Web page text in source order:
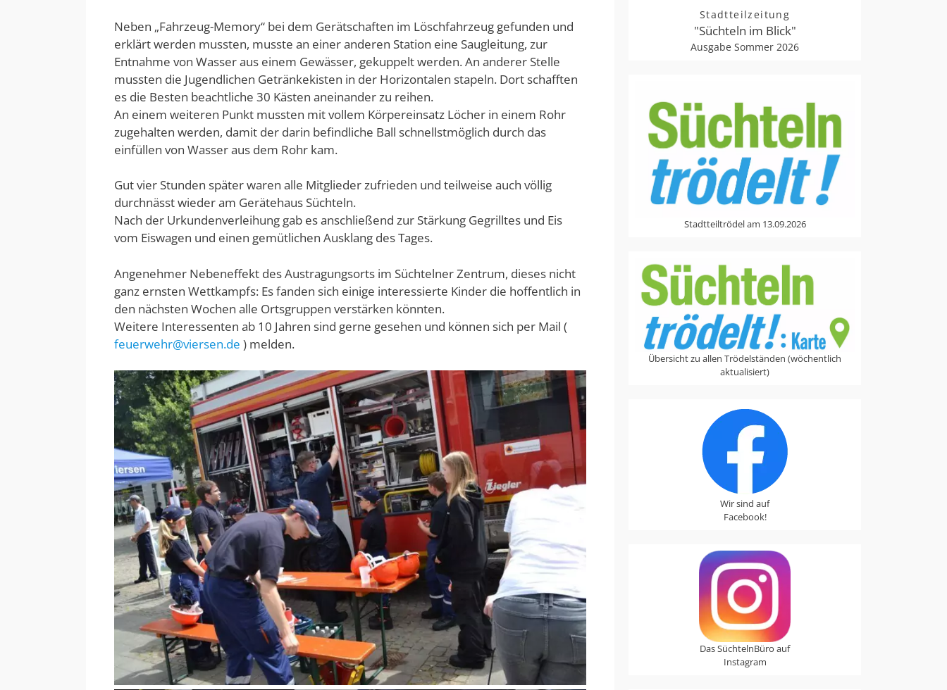
Neben „Fahrzeug-Memory“ bei dem Gerätschaften im Löschfahrzeug gefunden und
erklärt werden mussten, musste an einer anderen Station eine Saugleitung, zur
Entnahme von Wasser aus einem Gewässer, gekuppelt werden. An anderer Stelle
mussten die Jugendlichen Getränkekisten in der Horizontalen stapeln. Dort schafften
es die Besten beachtliche 30 Kästen aneinander zu reihen.
An einem weiteren Punkt mussten mit vollem Körpereinsatz Löcher in einem Rohr
zugehalten werden, damit der darin befindliche Ball schnellstmöglich durch das
einfüllen von Wasser aus dem Rohr kam.
Gut vier Stunden später waren alle Mitglieder zufrieden und teilweise auch völlig
durchnässt wieder am Gerätehaus Süchteln.
Nach der Urkundenverleihung gab es anschließend zur Stärkung Gegrilltes und Eis
vom Eiswagen und einen gemütlichen Ausklang des Tages.
Angenehmer Nebeneffekt des Austragungsorts im Süchtelner Zentrum, dieses nicht
ganz ernsten Wettkampfs: Es fanden sich einige interessierte Kinder die hoffentlich in
den nächsten Wochen alle Ortsgruppen verstärken könnten.
Weitere Interessenten ab 10 Jahren sind gerne gesehen und können sich per Mail (
feuerwehr@viersen.de ) melden.
Stadtteilzeitung
"Süchteln im Blick"
Ausgabe Sommer 2026
Stadtteiltrödel am 13.09.2026
Übersicht zu allen Trödelständen (wöchentlich
aktualisiert)
Wir sind auf
Facebook!
Das SüchtelnBüro auf
Instagram